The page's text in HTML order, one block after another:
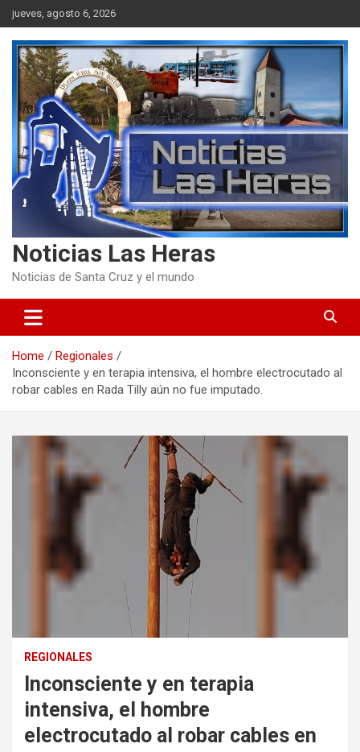
Skip
to
content
jueves, agosto 6, 2026
Noticias Las Heras
Noticias de Santa Cruz y el mundo
Home
Regionales
Inconsciente y en terapia intensiva, el hombre electrocutado al
robar cables en Rada Tilly aún no fue imputado.
REGIONALES
Inconsciente y en terapia
intensiva, el hombre
electrocutado al robar cables en